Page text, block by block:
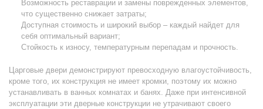
Возможность реставрации и замены поврежденных элементов,
что существенно снижает затраты;
Доступная стоимость и широкий выбор – каждый найдет для
себя оптимальный вариант;
Стойкость к износу, температурным перепадам и прочность.
Царговые двери демонстрируют превосходную влагоустойчивость,
кроме того, их конструкция не имеет кромки, поэтому их можно
устанавливать в ванных комнатах и банях. Даже при интенсивной
эксплуатации эти дверные конструкции не утрачивают своего